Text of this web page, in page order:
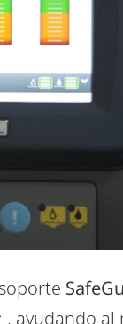
, ayudando